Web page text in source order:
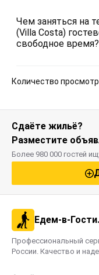
Чем заняться на
(Villa Costa)
свободное время?
Количество
Сдаёте жильё?
Разместите
Более 980 000 гостей
Едем-в-
Профессиональный
России. Качество и